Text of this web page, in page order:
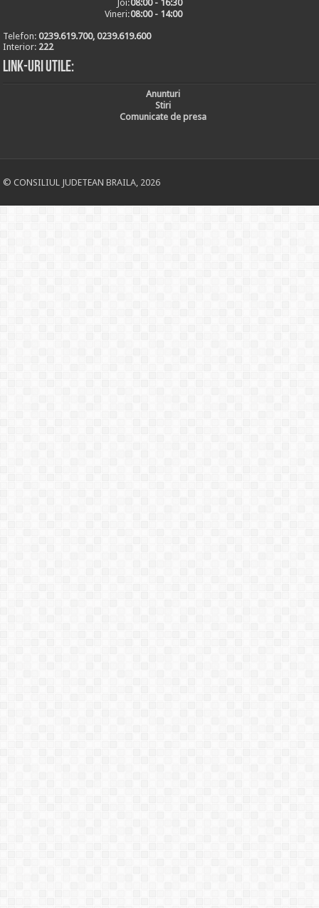
Joi:08:00 - 16:30
Vineri:08:00 - 14:00
Telefon:0239.619.700, 0239.619.600
Interior: 222
Link-uri utile:
Anunturi
Stiri
Comunicate de presa
© CONSILIUL JUDETEAN BRAILA, 2026